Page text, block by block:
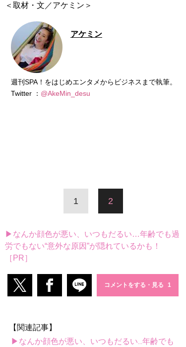
＜取材・文／アケミン＞
アケミン
週刊SPA！をはじめエンタメからビジネスまで執筆。
Twitter ： @AkeMin_desu
1 2
▶なんか顔色が悪い、いつもだるい…年齢でも過
労でもない“意外な原因”が隠れているかも！
［PR］
コメントをする・見る
【関連記事】
▶なんか顔色が悪い、いつもだるい...年齢でも